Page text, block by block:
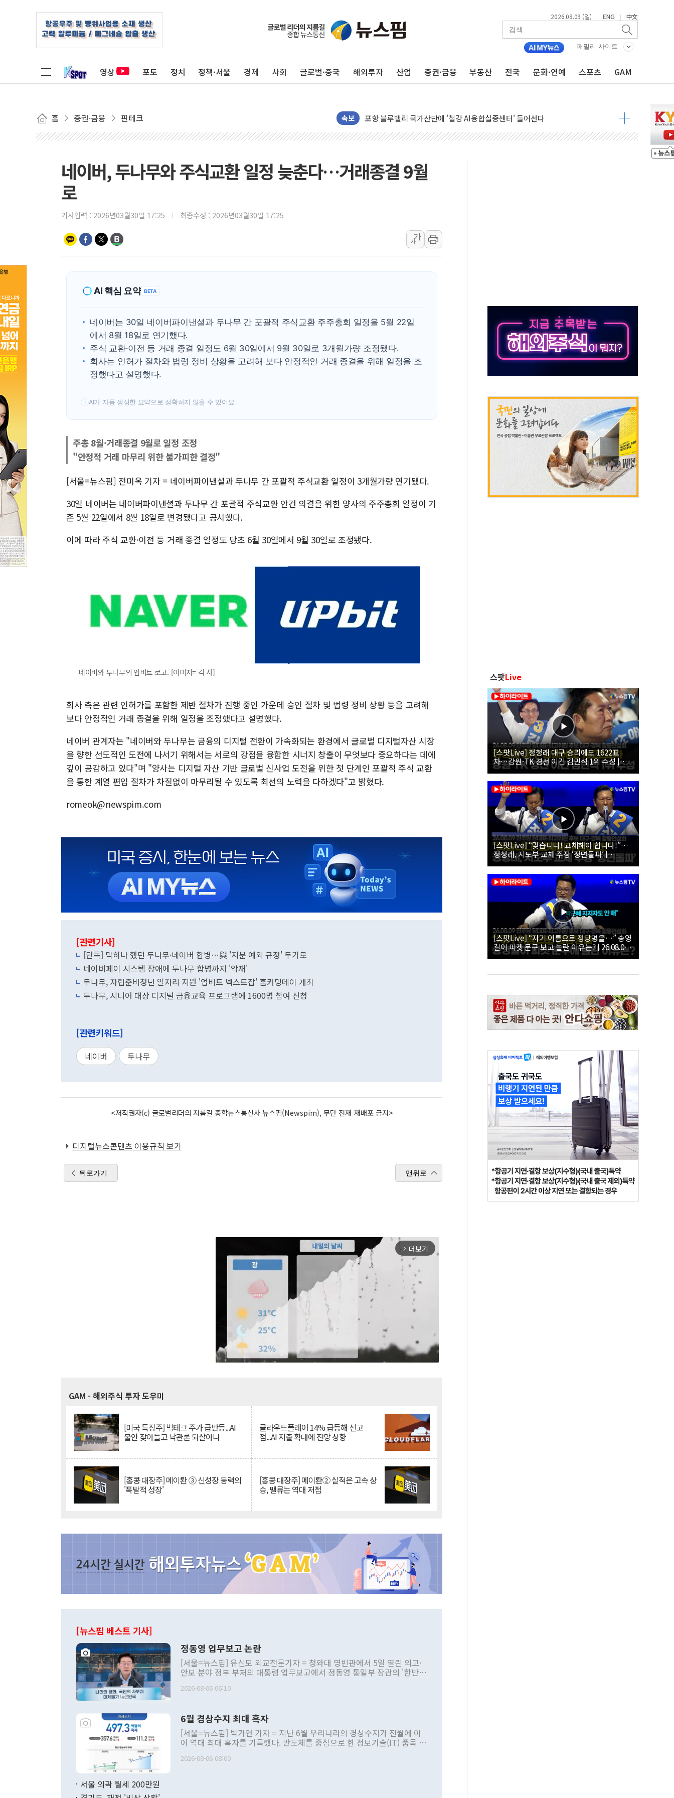
2026.08.09 (일) | ENG | 中文
패밀리 사이트
영상 포토 정치 정책·서울 경제 사회 글로벌·중국 해외투자 산업 증권·금융 부동산 전국 문화·연예 스포츠 GAM
홈 증권·금융 핀테크 속보
125mm 폭우 쏟아진 울진...'두천~하당'·'올미골교' 차량 통행 선제 제한
상주 낙동강 선착장 하류서 50대 숨진 채 발견...경찰, 조사 중
[종합] 김민석, 정청래에 누적 1.48%p 차 선두 유지...金 46.01% vs 鄭 44.53%
인천서 말다툼 중 어머니 살해 10대 구속…범행 후 반려견도 죽여
[속보] 민주, 대구 경선 결과 발표...정청래 47.82% 김민석 46.35% 송영길 5.83%
[속보] 민주, 강원 경선 결과 발표...김민석 50.30% 정청래 41.94% 송영길 7.76%
최태원, 노소영에 9440억 지급 확정되나…재상고 앞두고 막판 셈법
인천시 광복절 현수막 '태극기 거꾸로' 논란…이틀만에 철거
병무청, 보충역 전면 손질… 예술·체육요원 최대 33% 감축
홈플러스發 대형마트 판매, 역대 최대폭 감소한 9.4%↓…유통업계 양극화 심화
윤준병·이해민 의원, '정부 특사'로 콜롬비아 대통령 취임식 참석
'호우·산사태 주의보' 울진 시간당 30mm 강한 비...호우 피해 없어
네이버, 두나무와 주식교환 일정 늦춘다…거래종결 9월
로
기사입력 : 2026년03월30일 17:25 최종수정 : 2026년03월30일 17:25
가
가
AI 핵심 요약 BETA
네이버는 30일 네이버파이낸셜과 두나무 간 포괄적 주식교환 주주총회 일정을 5월 22일
에서 8월 18일로 연기했다.
주식 교환·이전 등 거래 종결 일정도 6월 30일에서 9월 30일로 3개월가량 조정됐다.
회사는 인허가 절차와 법령 정비 상황을 고려해 보다 안정적인 거래 종결을 위해 일정을 조
정했다고 설명했다.
! AI가 자동 생성한 요약으로 정확하지 않을 수 있어요.
주총 8월·거래종결 9월로 일정 조정
"안정적 거래 마무리 위한 불가피한 결정"
[서울=뉴스핌] 전미옥 기자 = 네이버파이낸셜과 두나무 간 포괄적 주식교환 일정이 3개월가량 연기됐다.
30일 네이버는 네이버파이낸셜과 두나무 간 포괄적 주식교환 안건 의결을 위한 양사의 주주총회 일정이 기
존 5월 22일에서 8월 18일로 변경됐다고 공시했다.
이에 따라 주식 교환·이전 등 거래 종결 일정도 당초 6월 30일에서 9월 30일로 조정됐다.
네이버와 두나무의 업비트 로고. [이미지= 각 사]
회사 측은 관련 인허가를 포함한 제반 절차가 진행 중인 가운데 승인 절차 및 법령 정비 상황 등을 고려해
보다 안정적인 거래 종결을 위해 일정을 조정했다고 설명했다.
네이버 관계자는 "네이버와 두나무는 금융의 디지털 전환이 가속화되는 환경에서 글로벌 디지털자산 시장
을 향한 선도적인 도전에 나서기 위해서는 서로의 강점을 융합한 시너지 창출이 무엇보다 중요하다는 데에
깊이 공감하고 있다"며 "양사는 디지털 자산 기반 글로벌 신사업 도전을 위한 첫 단계인 포괄적 주식 교환
을 통한 계열 편입 절차가 차질없이 마무리될 수 있도록 최선의 노력을 다하겠다"고 밝혔다.
romeok@newspim.com
[관련기사]
[단독] 막히나 했던 두나무·네이버 합병…與 '지분 예외 규정' 두기로
네이버페이 시스템 장애에 두나무 합병까지 '악재'
두나무, 자립준비청년 일자리 지원 '업비트 넥스트잡' 홈커밍데이 개최
두나무, 시니어 대상 디지털 금융교육 프로그램에 1600명 참여 신청
[관련키워드]
네이버 두나무
<저작권자(c) 글로벌리더의 지름길 종합뉴스통신사 뉴스핌(Newspim), 무단 전재-재배포 금지>
디지털뉴스콘텐츠 이용규칙 보기
뒤로가기 맨위로
arrow_forward_ios 더보기
GAM - 해외주식 투자 도우미
[미국 특징주] 빅테크 주가 급반등...AI
불안 잦아들고 낙관론 되살아나
클라우드플레어 14% 급등해 신고
점...AI 지출 확대에 전망 상향
[홍콩 대장주] 메이퇀 ③ 신성장 동력의
'폭발적 성장'
[홍콩 대장주] 메이퇀② 실적은 고속 상
승, 밸류는 역대 저점
[뉴스핌 베스트 기사]
정동영 업무보고 논란
[서울=뉴스핌] 유신모 외교전문기자 = 청와대 영빈관에서 5일 열린 외교·
안보 분야 정부 부처의 대통령 업무보고에서 정동영 통일부 장관의 '한반도
발언 중에는 정부 내 조율을 거치지 않은 사안을 정책으로 추진하겠다고 공
주의적 희망에 근거한 비현실적 구상'이라는 비판을 내놨다. 그동안 정 장
관의 대북 정책 관련 발언이 물의를 빚은 적은 여러 번 있지만 대통령과 유
관 부처 장관이 공개적으로 부정적 입장을 표명한 것은 이례적이다. 정 장
관의 무리한 대북 접근법과 월권을 제어해야 한다는 목소리도 높아지고 있
다. [정동영 통일부 장관이 지난달 23일 오후 서울 종로구 정부서울청사에
2026-08-06 06:10
6월 경상수지 최대 흑자
[서울=뉴스핌] 박가연 기자 = 지난 6월 우리나라의 경상수지가 전월에 이
어 역대 최대 흑자를 기록했다. 반도체를 중심으로 한 정보기술(IT) 품목 수
료=한국은행] 한국은행이 6일 발표한 '2026년 6월 국제수지(잠정)'에 따르
2026-08-06 08:00
서울 외곽 월세 200만원
스팟Live
[스팟Live] 정청래 대구 승리에도 1622표
차…강원·TK 경선 이긴 김민석 1위 수성 |
26.08.09 더불어민주당 당대표·최고위원 후
보 대구·경북 합동연설회
[스팟Live] “맞습니다! 교체해야 합니다!”…
정청래, 지도부 교체 주장 ‘정면돌파’ |
26.08.09 더불어민주당 당대표·최고위원 후
보 대구·경북 합동연설회
[스팟Live] “자기 이름으로 정당명을…” 송영
길이 피켓 문구 보고 놀란 이유는? | 26.08.09
더불어민주당 당대표·최고위원 후보 대구·경